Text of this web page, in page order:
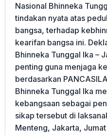
Nasional Bhinneka
tindakan nyata atas
bangsa, terhadap
kearifan bangsa ini.
Bhinneka Tunggal Ika –
penting guna menjaga
berdasarkan
Bhinneka Tunggal Ika
kebangsaan sebagai
sikap tersebut di
Menteng, Jakarta,